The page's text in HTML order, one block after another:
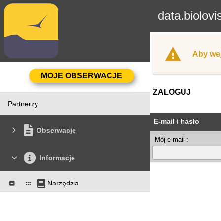
Partnerzy
Obserwacje
Informacje
Narzędzia
Aby
ZALOGUJ
E-mail i hasło
Mój e-mail :